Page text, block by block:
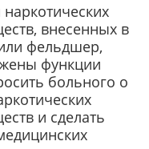
внесенных в
фельдшер,
функции
больного о
и сделать